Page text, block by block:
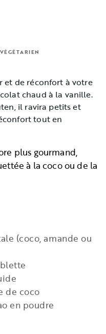
VÉGÉTARIEN
et de réconfort à votre
chaud à la vanille.
il ravira petits et
tout en
plus gourmand,
à la coco ou de la
(coco, amande ou
de coco
en poudre